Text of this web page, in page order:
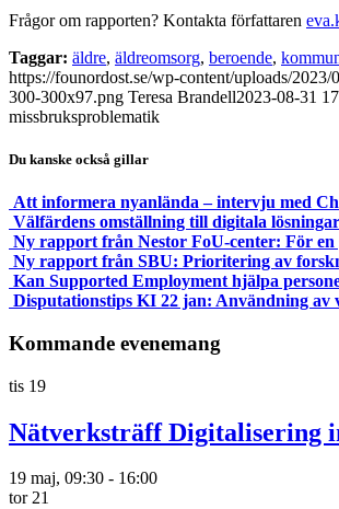
Frågor om rapporten? Kontakta författaren
Taggar: äldre, äldreomsorg, beroende,
https://founordost.se/wp-content/uploads/
300-300x97.png Teresa Brandell2023-08-31
missbruksproblematik
Du kanske också gillar
Att informera nyanlända – intervju med
Välfärdens omställning till digitala
Ny rapport från Nestor FoU-center: För
Ny rapport från SBU: Prioritering av
Kan Supported Employment hjälpa
Disputationstips KI 22 jan: Användning av
Kommande evenemang
tis 19
Nätverksträff Digitalisering
19 maj, 09:30 - 16:00
tor21